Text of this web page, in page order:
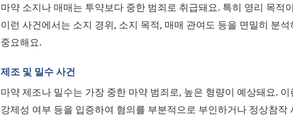
마약 소지나 매매는 투약보다 중한 범죄로 취급돼요. 특히 영리 목적
이런 사건에서는 소지 경위, 소지 목적, 매매 관여도 등을 면밀히 분
중요해요.
제조 및 밀수 사건
마약 제조나 밀수는 가장 중한 마약 범죄로, 높은 형량이 예상돼요.
강제성 여부 등을 입증하여 혐의를 부분적으로 부인하거나 정상참작